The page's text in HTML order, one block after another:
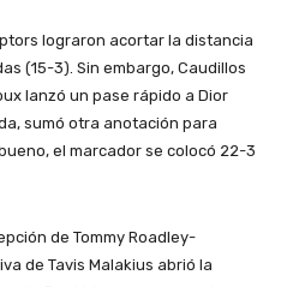
lograron acortar la distancia
(15-3). Sin embargo, Caudillos
lanzó un pase rápido a Dior
sumó otra anotación para
el marcador se colocó 22-3
de Tommy Roadley-
de Tavis Malakius abrió la